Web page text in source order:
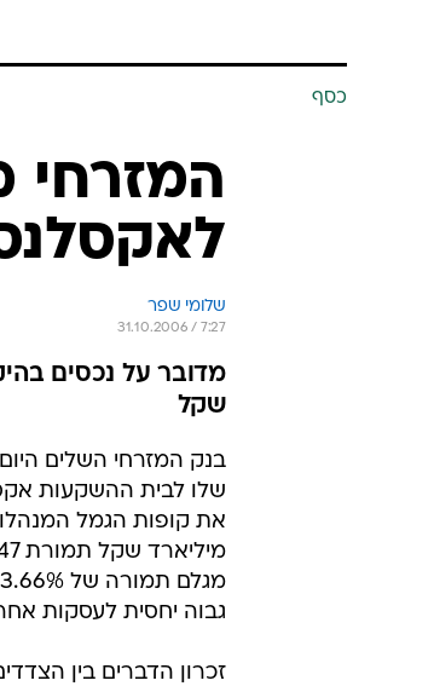
כסף
המזרחי
לאקסלנס ב-347
שלומי שפר
31.10.2006 / 7:27
שקל
בנק המזרחי השלים
שלו לבית ההשקעות
גבוה יחסית לעסקות
זכרון הדברים בין